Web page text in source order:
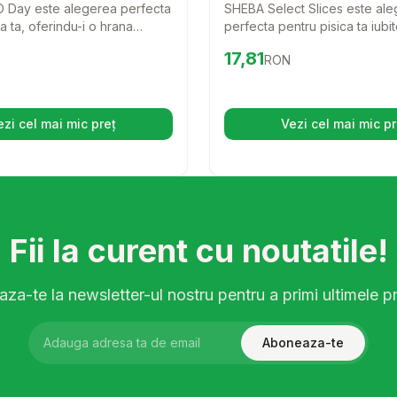
Day este alegerea perfecta
ta, oferindu-i o hrana
gust irezistibil de peste,
cel mai mic preț
(se deschide într-o filă nouă)
SHEBA Select Slices este
perfecta pentru pisica ta
apetisant, fiecare plic de 85g
Preț:17.81
17,81RON
Vezi cel mai mic
(se
Fii la curent cu noutatile!
te la newsletter-ul nostru pentru a primi ultimele
Aboneaza-te